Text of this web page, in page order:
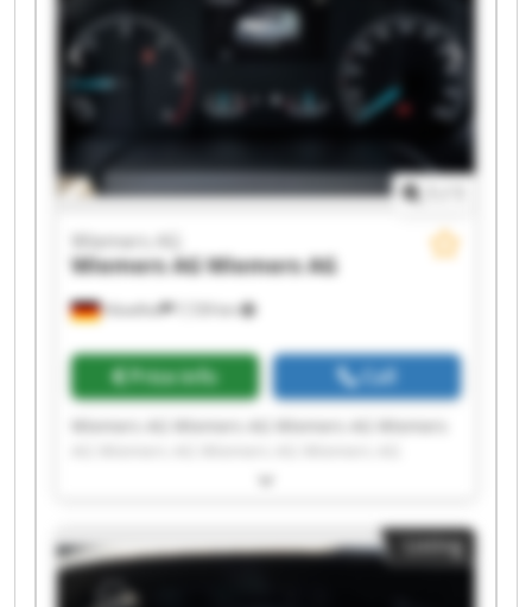
Hövelhof 7,729 km
Wiemers AG
Wiemers AGWiemers AG
Price info Call
Wiemers AG Wiemers AG Wiemers AG Wiemers
Wiemers AG Wiemers AG Wiemers AG Wiemers
Wiemers AG Wiemers AG Wiemers AG Wiemers
AG Wiemers AG Wiemers AG
Listing